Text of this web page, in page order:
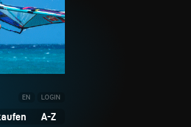
EN LOGIN
A-Z